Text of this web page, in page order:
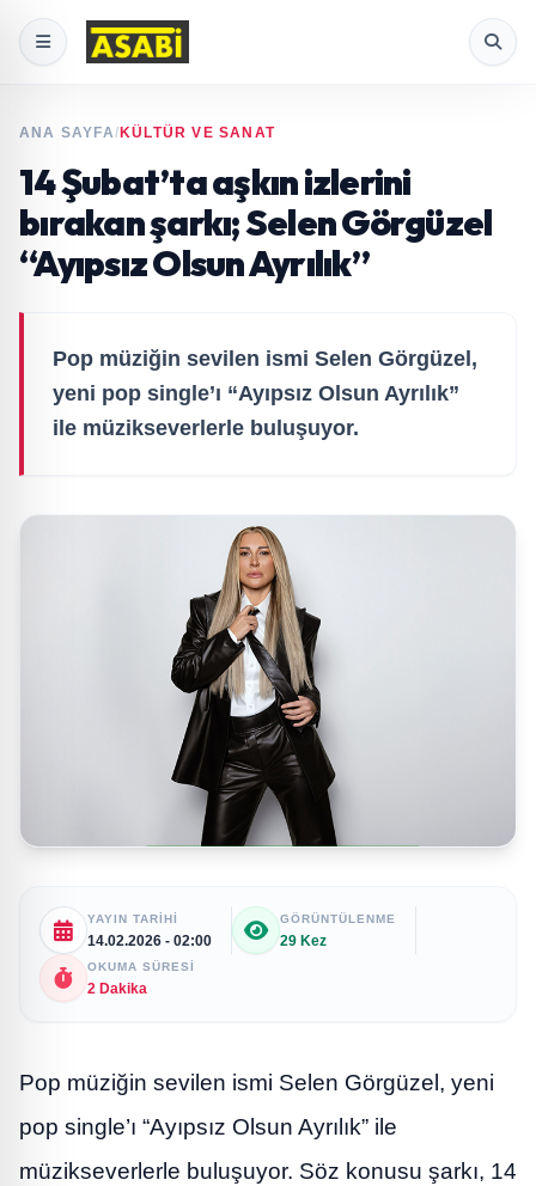
ANA SAYFA/ KÜLTÜR VE SANAT
14 Şubat’ta aşkın izlerini
bırakan şarkı; Selen Görgüzel
“Ayıpsız Olsun Ayrılık”
Pop müziğin sevilen ismi Selen Görgüzel,
yeni pop single’ı “Ayıpsız Olsun Ayrılık”
ile müzikseverlerle buluşuyor.
YAYIN TARIHI
14.02.2026 - 02:00
GÖRÜNTÜLENME
29 Kez
OKUMA SÜRESI
2 Dakika
Pop müziğin sevilen ismi Selen Görgüzel, yeni
pop single’ı “Ayıpsız Olsun Ayrılık” ile
müzikseverlerle buluşuyor. Söz konusu şarkı, 14